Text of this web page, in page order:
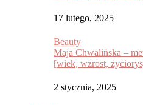
17 lutego, 2025
Beauty
Maja Chwalińska –
[wiek, wzrost,
2 stycznia, 2025